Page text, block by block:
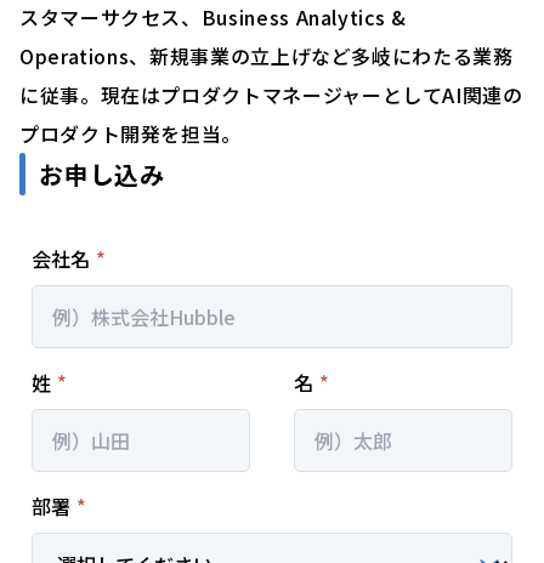
スタマーサクセス、Business Analytics &
Operations、新規事業の立上げなど多岐にわたる業務
に従事。現在はプロダクトマネージャーとしてAI関連の
プロダクト開発を担当。
お申し込み